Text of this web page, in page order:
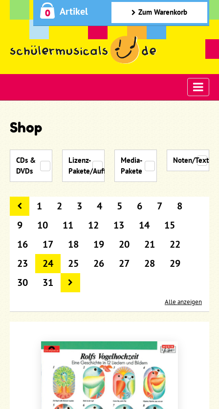
0 Artikel Zum Warenkorb
Shop
CDs &
DVDs
Lizenz-
Pakete/Aufführungsmaterial
Media-
Pakete
Noten/
1 2 3 4 5 6 7
8
9
10 11 12 13 14
15
16
17 18 19 20 21
22
23
24 25 26 27 28
29
30
31
Alle anzeigen